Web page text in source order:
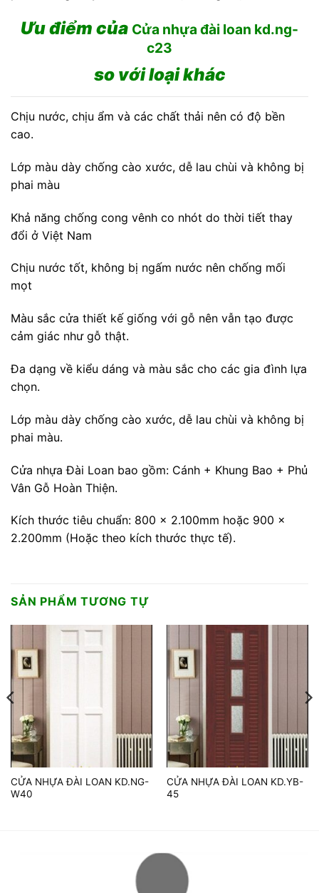
Ưu điểm của Cửa nhựa đài loan kd.ng-
c23
so với loại khác
Chịu nước, chịu ẩm và các chất thải nên có độ bền
cao.
Lớp màu dày chống cào xước, dễ lau chùi và không bị
phai màu
Khả năng chống cong vênh co nhót do thời tiết thay
đổi ở Việt Nam
Chịu nước tốt, không bị ngấm nước nên chống mối
mọt
Màu sắc cửa thiết kế giống với gỗ nên vẫn tạo được
cảm giác như gỗ thật.
Đa dạng về kiểu dáng và màu sắc cho các gia đình lựa
chọn.
Lớp màu dày chống cào xước, dễ lau chùi và không bị
phai màu.
Cửa nhựa Đài Loan bao gồm: Cánh + Khung Bao + Phủ
Vân Gỗ Hoàn Thiện.
Kích thước tiêu chuẩn: 800 x 2.100mm hoặc 900 x
2.200mm (Hoặc theo kích thước thực tế).
SẢN PHẨM TƯƠNG TỰ
CỬA NHỰA ĐÀI LOAN KD.NG-
W40
CỬA NHỰA ĐÀI LOAN KD.YB-
45